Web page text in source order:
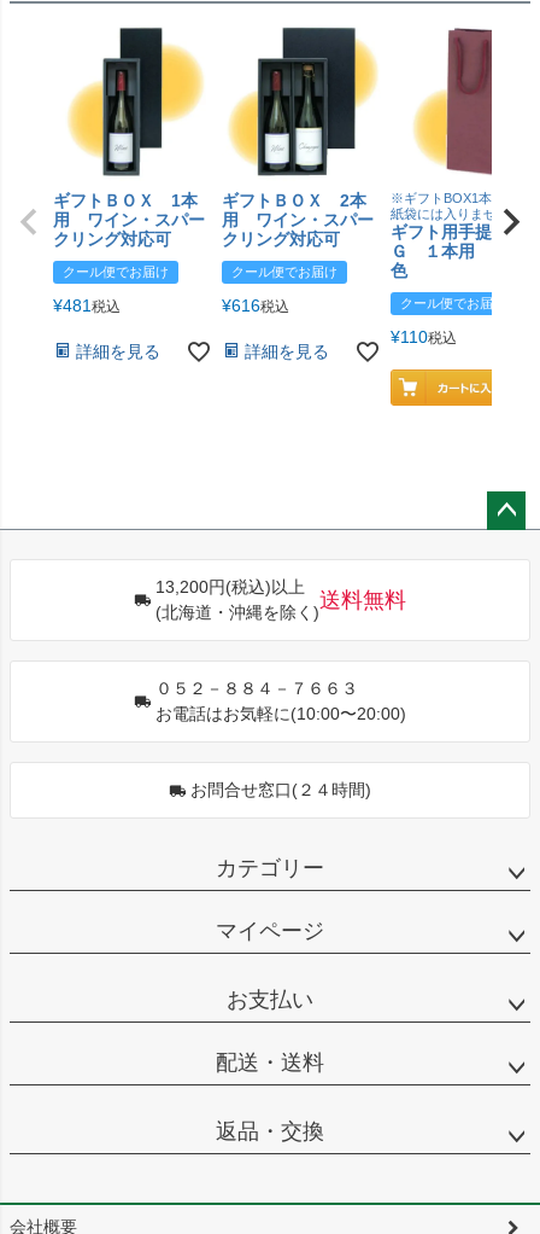
ギフトＢＯＸ 1本
用 ワイン・スパー
クリング対応可
クール便でお届け
¥481 税込
詳細を見る
ギフトＢＯＸ 2本
用 ワイン・スパー
クリング対応可
クール便でお届け
¥616税込
詳細を見る
※ギフトBOX1本用はこ
紙袋には入りません
ギフト用手提げＢ
Ｇ １本用 エン
色
クール便でお届け
¥110税込
13,200円(税込)以上
(北海道・沖縄を除く)
送料無料
０５２－８８４－７６６３
お電話はお気軽に(10:00〜20:00)
お問合せ窓口(２４時間)
カテゴリー
マイページ
お支払い
配送・送料
返品・交換
会社概要